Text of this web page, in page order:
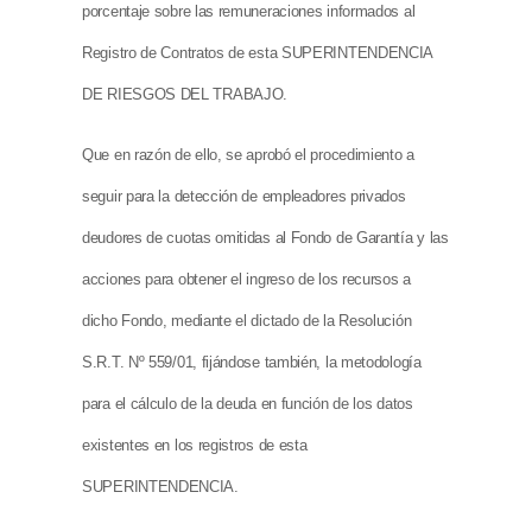
porcentaje sobre las remuneraciones informados al
Registro de Contratos de esta SUPERINTENDENCIA
DE RIESGOS DEL TRABAJO.
Que en razón de ello, se aprobó el procedimiento a
seguir para la detección de empleadores privados
deudores de cuotas omitidas al Fondo de Garantía y las
acciones para obtener el ingreso de los recursos a
dicho Fondo, mediante el dictado de la Resolución
S.R.T. Nº 559/01, fijándose también, la metodología
para el cálculo de la deuda en función de los datos
existentes en los registros de esta
SUPERINTENDENCIA.